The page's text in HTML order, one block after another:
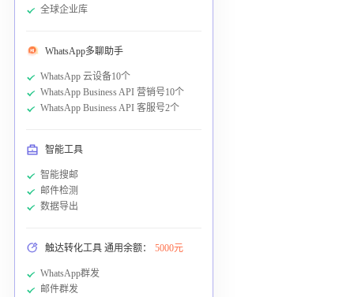
全球企业库
WhatsApp多聊助手
WhatsApp 云设备10个
WhatsApp Business API 营销号10个
WhatsApp Business API 客服号2个
智能工具
智能搜邮
邮件检测
数据导出
触达转化工具 通用余额： 5000元
WhatsApp群发
邮件群发